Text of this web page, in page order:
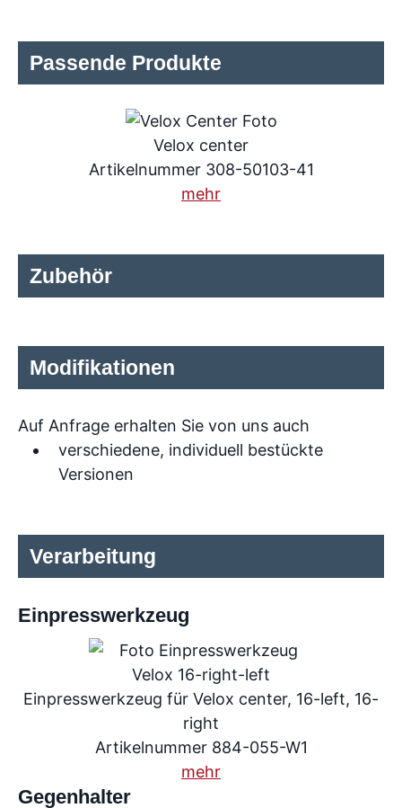
Passende Produkte
Velox center
Artikelnummer 308-50103-41
mehr
Zubehör
Modifikationen
Auf Anfrage erhalten Sie von uns auch
verschiedene, individuell bestückte
Versionen
Verarbeitung
Einpresswerkzeug
Einpresswerkzeug für Velox center, 16-left, 16-
right
Artikelnummer 884-055-W1
mehr
Gegenhalter